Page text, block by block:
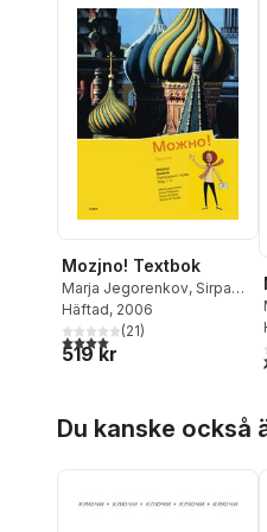
Mozjno! Textbok
Marja Jegorenkov, Sirpa
Piispanen,Tuula Väisänen
Kerstin B. Rydén
Häftad, 2006
4,0utav 5 stjärnor. Totalt
(21)
519 kr
Du kanske också